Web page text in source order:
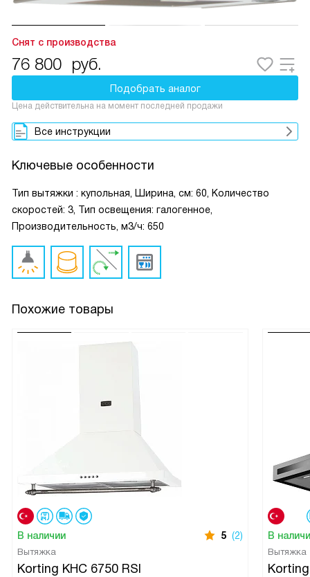
Снят с производства
76 800 руб.
Подобрать аналог
Цена действительна на момент последней продажи
Все инструкции
Ключевые особенности
Тип вытяжки : купольная, Ширина, см: 60, Количество
скоростей: 3, Тип освещения: галогенное,
Производительность, м3/ч: 650
Похожие товары
В наличии 5 (2)
Вытяжка
Korting KHC 6750 RSI
В
Вытяжка